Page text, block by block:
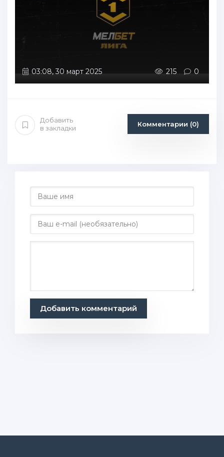
03:08, 30 март 2025 215 0
Добавить
в закладки
Комментарии (0)
Добавить комментарий